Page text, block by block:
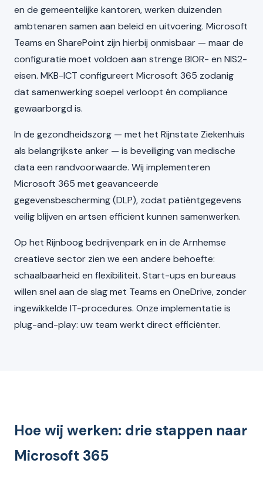
en de gemeentelijke kantoren, werken duizenden
ambtenaren samen aan beleid en uitvoering. Microsoft
Teams en SharePoint zijn hierbij onmisbaar — maar de
configuratie moet voldoen aan strenge BIOR- en NIS2-
eisen. MKB-ICT configureert Microsoft 365 zodanig
dat samenwerking soepel verloopt én compliance
gewaarborgd is.
In de gezondheidszorg — met het Rijnstate Ziekenhuis
als belangrijkste anker — is beveiliging van medische
data een randvoorwaarde. Wij implementeren
Microsoft 365 met geavanceerde
gegevensbescherming (DLP), zodat patiëntgegevens
veilig blijven en artsen efficiënt kunnen samenwerken.
Op het Rijnboog bedrijvenpark en in de Arnhemse
creatieve sector zien we een andere behoefte:
schaalbaarheid en flexibiliteit. Start-ups en bureaus
willen snel aan de slag met Teams en OneDrive, zonder
ingewikkelde IT-procedures. Onze implementatie is
plug-and-play: uw team werkt direct efficiënter.
Hoe wij werken: drie stappen naar
Microsoft 365